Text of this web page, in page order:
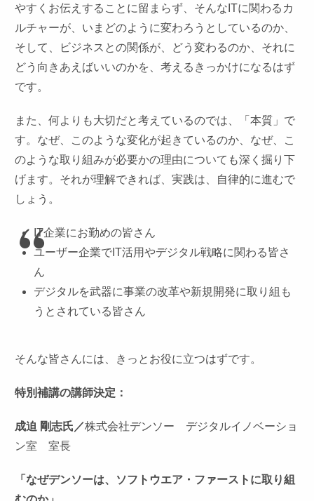
やすくお伝えすることに留まらず、そんなITに関わるカ
ルチャーが、いまどのように変わろうとしているのか、
そして、ビジネスとの関係が、どう変わるのか、それに
どう向きあえばいいのかを、考えるきっかけになるはず
です。
また、何よりも大切だと考えているのでは、「本質」で
す。なぜ、このような変化が起きているのか、なぜ、こ
のような取り組みが必要かの理由についても深く掘り下
げます。それが理解できれば、実践は、自律的に進むで
しょう。
IT企業にお勤めの皆さん
ユーザー企業でIT活用やデジタル戦略に関わる皆さ
ん
デジタルを武器に事業の改革や新規開発に取り組も
うとされている皆さん
そんな皆さんには、きっとお役に立つはずです。
特別補講の講師決定：
成迫 剛志氏／株式会社デンソー デジタルイノベーショ
ン室 室長
「なぜデンソーは、ソフトウエア・ファーストに取り組